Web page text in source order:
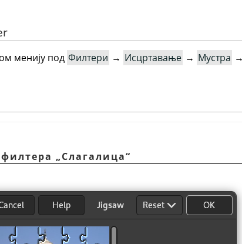
менију под Филтери → Исцртавање → Мустра
„Слагалица“